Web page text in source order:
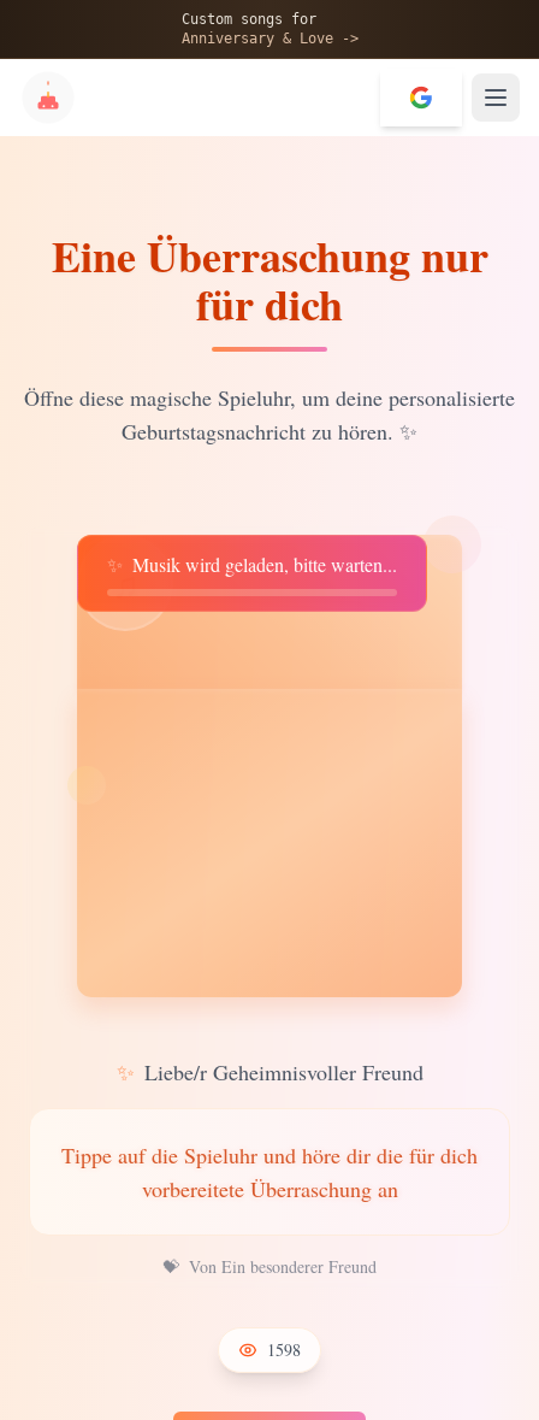
Custom songs for
Anniversary & Love ->
Eine Überraschung nur
für dich
Öffne diese magische Spieluhr, um deine personalisierte
Geburtstagsnachricht zu hören. ✨
♫
✨ Musik wird geladen, bitte warten...
✨ Liebe/r Geheimnisvoller Freund
Tippe auf die Spieluhr und höre dir die für dich
vorbereitete Überraschung an
💝 Von Ein besonderer Freund
1598